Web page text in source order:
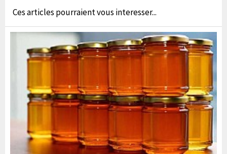
Ces articles pourraient vous interesser...